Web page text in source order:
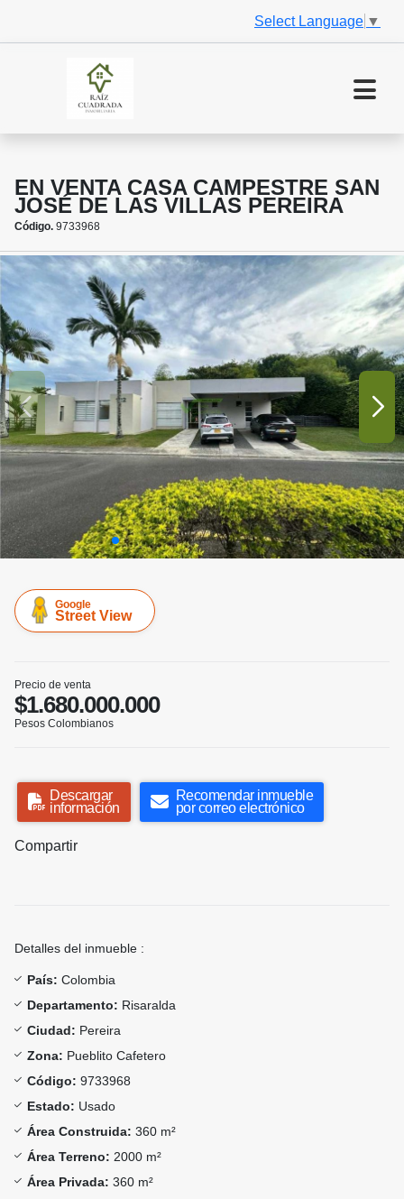
Select Language ▼
EN VENTA CASA CAMPESTRE SAN
JOSÉ DE LAS VILLAS PEREIRA
Código. 9733968
Google
Street View
Precio de venta
$1.680.000.000
Pesos Colombianos
Descargar
información
Recomendar inmueble
por correo electrónico
Compartir
Detalles del inmueble :
País: Colombia
Departamento: Risaralda
Ciudad: Pereira
Zona: Pueblito Cafetero
Código: 9733968
Estado: Usado
Área Construida: 360 m²
Área Terreno: 2000 m²
Área Privada: 360 m²